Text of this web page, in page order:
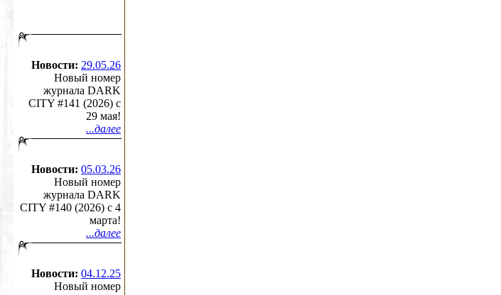
Новости: 29.05.26
Новый номер
журнала DARK
CITY #141 (2026) c
29 мая!
...далее
Новости: 05.03.26
Новый номер
журнала DARK
CITY #140 (2026) c 4
марта!
...далее
Новости: 04.12.25
Новый номер